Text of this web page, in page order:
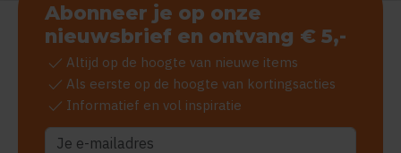
Abonneer je op onze
nieuwsbrief en ontvang € 5,-
check Altijd op de hoogte van nieuwe items
check Als eerste op de hoogte van kortingsacties
check Informatief en vol inspiratie